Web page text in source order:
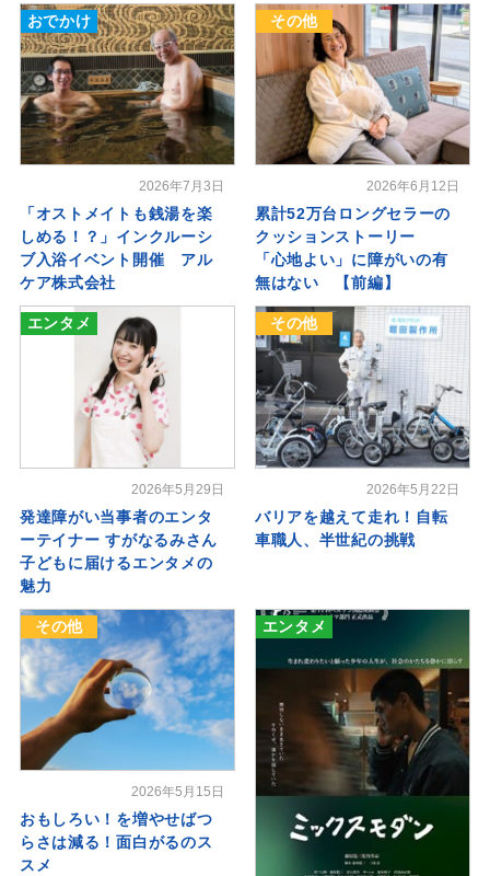
おでかけ
2026年7月3日
「オストメイトも銭湯を楽
しめる！？」インクルーシ
ブ入浴イベント開催 アル
ケア株式会社
その他
2026年6月12日
累計52万台ロングセラーの
クッションストーリー
「心地よい」に障がいの有
無はない 【前編】
エンタメ
2026年5月29日
発達障がい当事者のエンタ
ーテイナー すがなるみさん
子どもに届けるエンタメの
魅力
その他
2026年5月22日
バリアを越えて走れ！自転
車職人、半世紀の挑戦
その他
2026年5月15日
おもしろい！を増やせばつ
らさは減る！面白がるのス
スメ
エンタメ